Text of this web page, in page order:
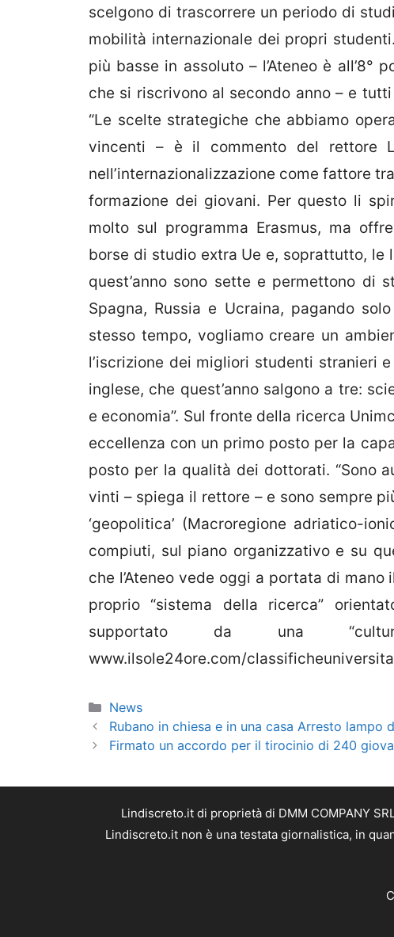
scelgono di trascorrere un periodo di
mobilità internazionale dei propri
più basse in assoluto – l’Ateneo è
che si riscrivono al secondo anno – e
“Le scelte strategiche che abbiamo
vincenti – è il commento del rettore
nell’internazionalizzazione come fattore
formazione dei giovani. Per questo li
molto sul programma Erasmus, ma
borse di studio extra Ue e, soprattutto, le
quest’anno sono sette e permettono di
Spagna, Russia e Ucraina, pagando
stesso tempo, vogliamo creare un
l’iscrizione dei migliori studenti stranieri
inglese, che quest’anno salgono a tre:
e economia”. Sul fronte della ricerca
eccellenza con un primo posto per la
posto per la qualità dei dottorati. “Sono
vinti – spiega il rettore – e sono sempre
‘geopolitica’ (Macroregione adriatico-
compiuti, sul piano organizzativo e su
che l’Ateneo vede oggi a portata di
proprio “sistema della ricerca”
supportato da una “cultura”
www.ilsole24ore.com/classificheuniversita
Categorie
News
Rubano in chiesa e in una casa Arresto lampo
Firmato un accordo per il tirocinio di 240
Lindiscreto.it di proprietà di DMM COMPANY
Lindiscreto.it non è una testata giornalistica, in